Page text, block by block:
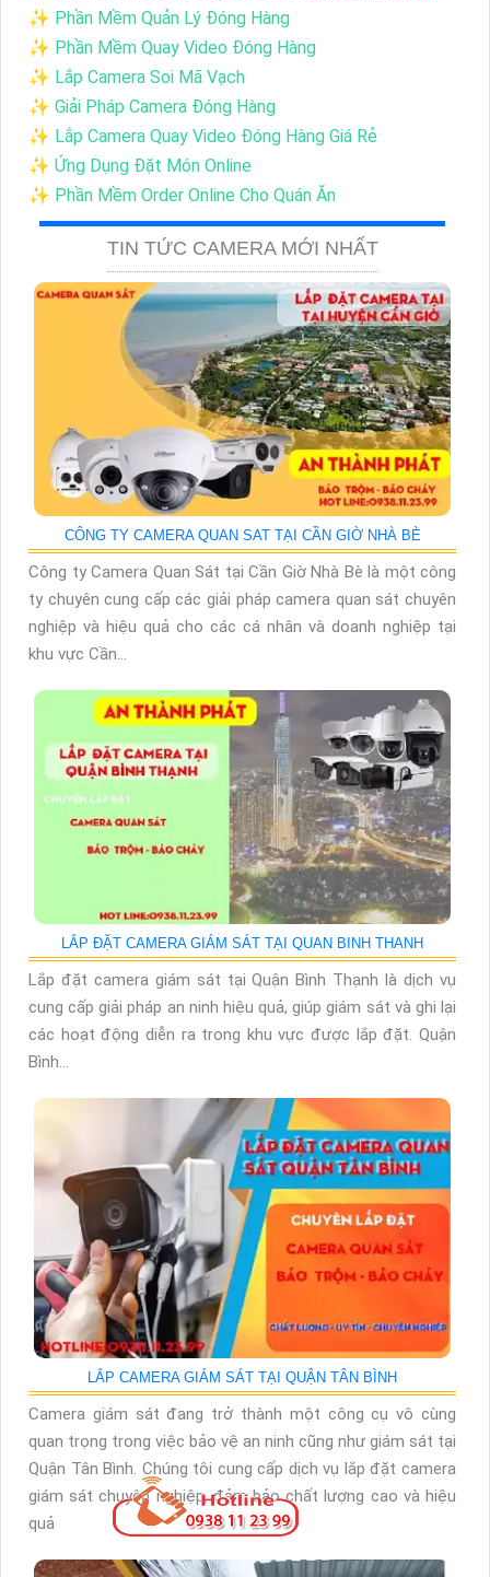
✨ Phần Mềm Quản Lý Đóng Hàng
✨ Phần Mềm Quay Video Đóng Hàng
✨ Lắp Camera Soi Mã Vạch
✨ Giải Pháp Camera Đóng Hàng
✨ Lắp Camera Quay Video Đóng Hàng Giá Rẻ
✨ Ứng Dụng Đặt Món Online
✨ Phần Mềm Order Online Cho Quán Ăn
TIN TỨC CAMERA MỚI NHẤT
CÔNG TY CAMERA QUAN SAT TẠI CẦN GIỜ NHÀ BÈ
Công ty Camera Quan Sát tại Cần Giờ Nhà Bè là một công
ty chuyên cung cấp các giải pháp camera quan sát chuyên
nghiệp và hiệu quả cho các cá nhân và doanh nghiệp tại
khu vực Cần...
LẮP ĐẶT CAMERA GIÁM SÁT TẠI QUAN BINH THANH
Lắp đặt camera giám sát tại Quận Bình Thạnh là dịch vụ
cung cấp giải pháp an ninh hiệu quả, giúp giám sát và ghi lại
các hoạt động diễn ra trong khu vực được lắp đặt. Quận
Bình...
LẮP CAMERA GIÁM SÁT TẠI QUẬN TÂN BÌNH
Camera giám sát đang trở thành một công cụ vô cùng
quan trọng trong việc bảo vệ an ninh cũng như giám sát tại
Quận Tân Bình. Chúng tôi cung cấp dịch vụ lắp đặt camera
giám sát chuyên nghiệp, đảm bảo chất lượng cao và hiệu
quả